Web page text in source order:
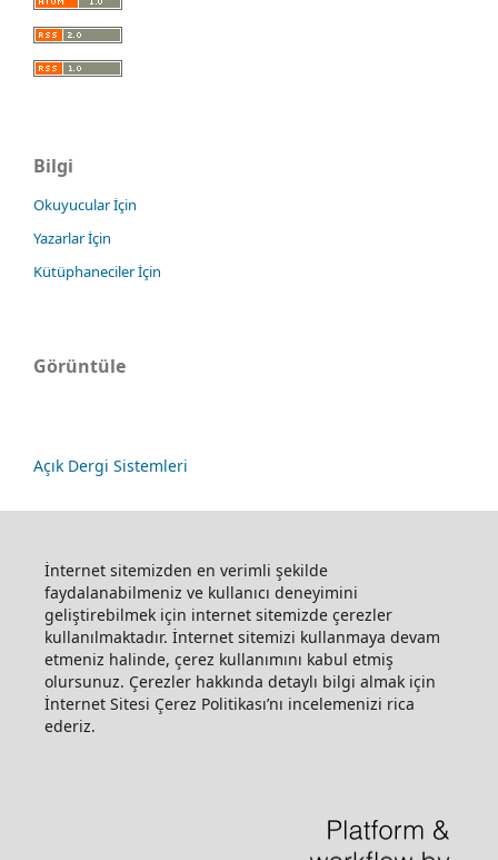
Bilgi
Okuyucular İçin
Yazarlar İçin
Kütüphaneciler İçin
Görüntüle
Açık Dergi Sistemleri
İnternet sitemizden en verimli şekilde
faydalanabilmeniz ve kullanıcı deneyimini
geliştirebilmek için internet sitemizde çerezler
kullanılmaktadır. İnternet sitemizi kullanmaya devam
etmeniz halinde, çerez kullanımını kabul etmiş
olursunuz. Çerezler hakkında detaylı bilgi almak için
İnternet Sitesi Çerez Politikası’nı incelemenizi rica
ederiz.